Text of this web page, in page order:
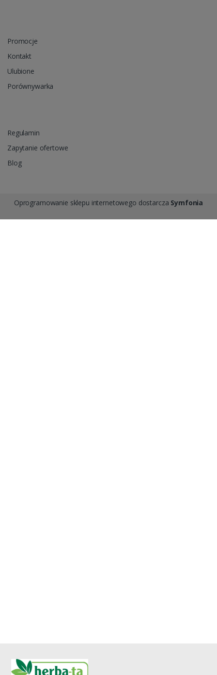
Promocje
Kontakt
Ulubione
Porównywarka
Regulamin
Zapytanie ofertowe
Blog
Oprogramowanie sklepu internetowego dostarcza Symfonia